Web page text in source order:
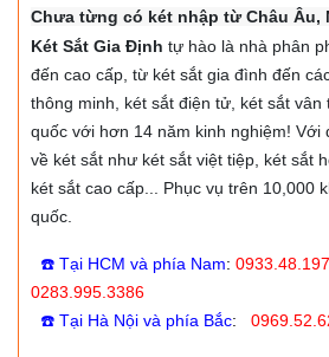
Chưa từng có két nhập từ Châu Âu,
Két Sắt Gia Định tự hào là nhà phân
đến cao cấp, từ két sắt gia đình đến
thông minh, két sắt điện tử, két sắt vân
quốc với hơn 14 năm kinh nghiệm! Với
về két sắt như két sắt việt tiệp, két sắt
két sắt cao cấp... Phục vụ trên 10,000
quốc.
☎️ Tại HCM và phía Nam:
0283.995.3386
☎️ Tại Hà Nội và phía Bắc: